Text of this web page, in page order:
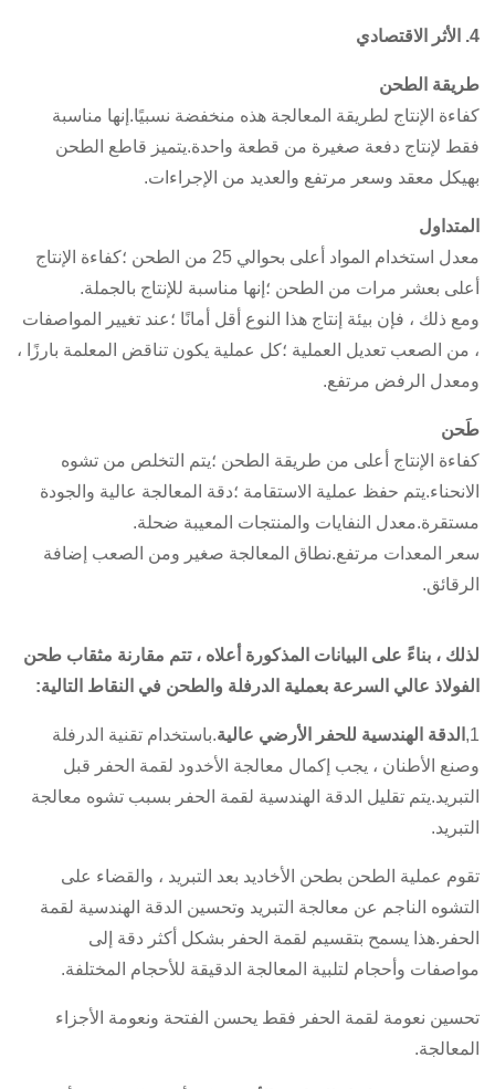
4. الأثر الاقتصادي
طريقة الطحن
كفاءة الإنتاج لطريقة المعالجة هذه منخفضة نسبيًا.إنها مناسبة
فقط لإنتاج دفعة صغيرة من قطعة واحدة.يتميز قاطع الطحن
بهيكل معقد وسعر مرتفع والعديد من الإجراءات.
المتداول
معدل استخدام المواد أعلى بحوالي 25 من الطحن ؛كفاءة الإنتاج
أعلى بعشر مرات من الطحن ؛إنها مناسبة للإنتاج بالجملة.
ومع ذلك ، فإن بيئة إنتاج هذا النوع أقل أمانًا ؛عند تغيير المواصفات
، من الصعب تعديل العملية ؛كل عملية يكون تناقض المعلمة بارزًا ،
ومعدل الرفض مرتفع.
طَحن
كفاءة الإنتاج أعلى من طريقة الطحن ؛يتم التخلص من تشوه
الانحناء.يتم حفظ عملية الاستقامة ؛دقة المعالجة عالية والجودة
مستقرة.معدل النفايات والمنتجات المعيبة ضحلة.
سعر المعدات مرتفع.نطاق المعالجة صغير ومن الصعب إضافة
الرقائق.
لذلك ، بناءً على البيانات المذكورة أعلاه ، تتم مقارنة مثقاب طحن
الفولاذ عالي السرعة بعملية الدرفلة والطحن في النقاط التالية:
1, الدقة الهندسية للحفر الأرضي عالية.باستخدام تقنية الدرفلة
وصنع الأطنان ، يجب إكمال معالجة الأخدود لقمة الحفر قبل
التبريد.يتم تقليل الدقة الهندسية لقمة الحفر بسبب تشوه معالجة
التبريد.
تقوم عملية الطحن بطحن الأخاديد بعد التبريد ، والقضاء على
التشوه الناجم عن معالجة التبريد وتحسين الدقة الهندسية لقمة
الحفر.هذا يسمح بتقسيم لقمة الحفر بشكل أكثر دقة إلى
مواصفات وأحجام لتلبية المعالجة الدقيقة للأحجام المختلفة.
تحسين نعومة لقمة الحفر فقط يحسن الفتحة ونعومة الأجزاء
المعالجة.